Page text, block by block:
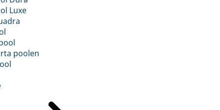
Luxe
poolen